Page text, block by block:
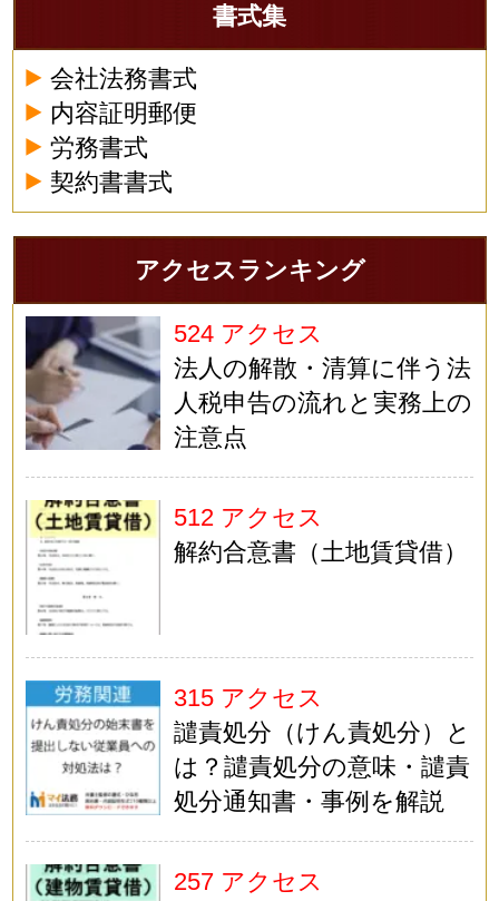
書式集
会社法務書式
内容証明郵便
労務書式
契約書書式
アクセスランキング
524 アクセス
法人の解散・清算に伴う法
人税申告の流れと実務上の
注意点
512 アクセス
解約合意書（土地賃貸借）
315 アクセス
譴責処分（けん責処分）と
は？譴責処分の意味・譴責
処分通知書・事例を解説
257 アクセス